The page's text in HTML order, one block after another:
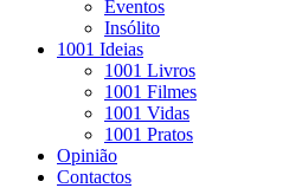
Eventos
Insólito
1001 Ideias
1001 Livros
1001 Filmes
1001 Vidas
1001 Pratos
Opinião
Contactos